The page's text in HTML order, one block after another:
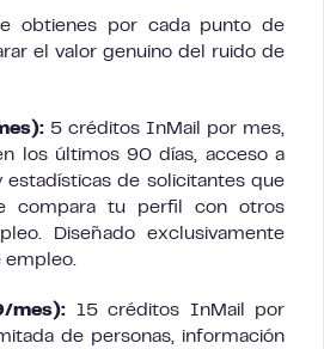
obtienes por cada punto de
el valor genuino del ruido de
5 créditos InMail por mes,
los últimos 90 días, acceso a
estadísticas de solicitantes que
compara tu perfil con otros
Diseñado exclusivamente
empleo.
mes): 15 créditos InMail por
de personas, información